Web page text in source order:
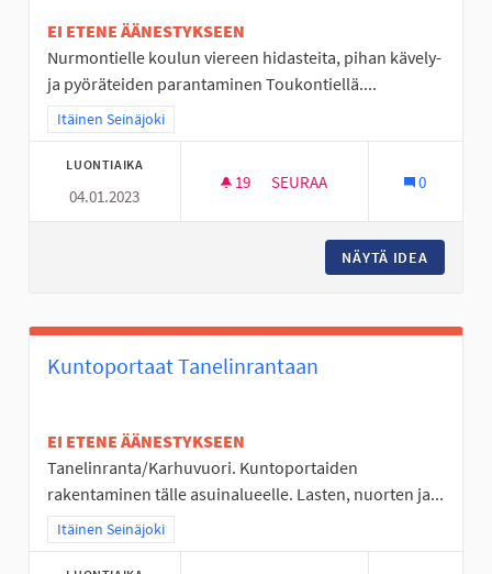
EI ETENE ÄÄNESTYKSEEN
Nurmontielle koulun viereen hidasteita, pihan kävely-
ja pyöräteiden parantaminen Toukontiellä....
Rajaa tulokset teeman mukaan: Itäinen Seinäjoki
Itäinen Seinäjoki
LUONTIAIKA
04.01.2023
19 19 SEURAAJAA
SEURAA 0
NÄYTÄ IDEA
Kuntoportaat Tanelinrantaan
EI ETENE ÄÄNESTYKSEEN
Tanelinranta/Karhuvuori. Kuntoportaiden
rakentaminen tälle asuinalueelle. Lasten, nuorten ja...
Rajaa tulokset teeman mukaan: Itäinen Seinäjoki
Itäinen Seinäjoki